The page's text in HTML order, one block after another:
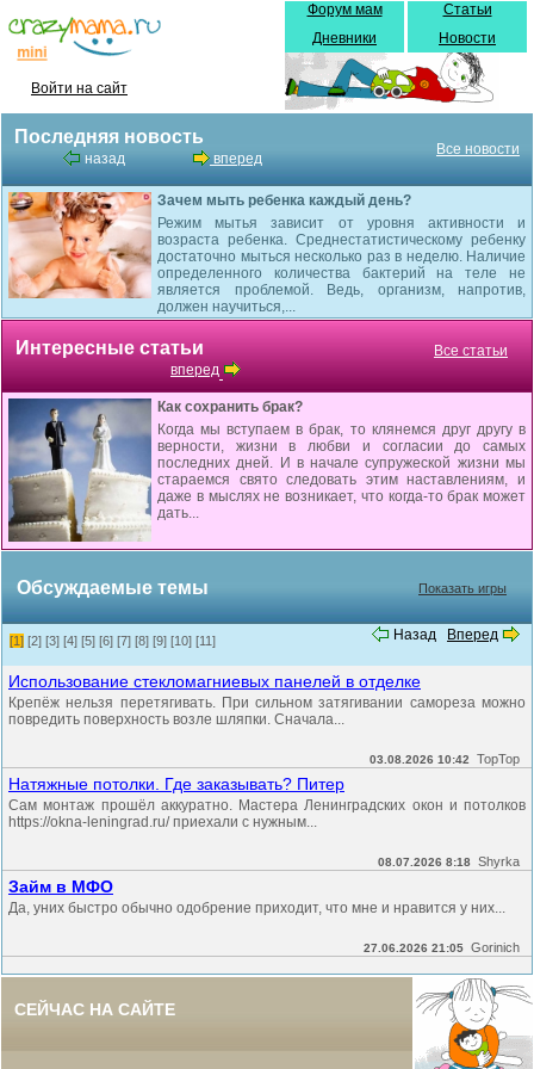
Войти на сайт
Форум мам
Дневники
Статьи
Новости
Последняя новость
назад вперед
Все новости
Зачем мыть ребенка каждый день?
Режим мытья зависит от уровня активности и
возраста ребенка. Среднестатистическому ребенку
достаточно мыться несколько раз в неделю. Наличие
определенного количества бактерий на теле не
является проблемой. Ведь, организм, напротив,
должен научиться,...
Интересные статьи
вперед
Все статьи
Как сохранить брак?
Когда мы вступаем в брак, то клянемся друг другу в
верности, жизни в любви и согласии до самых
последних дней. И в начале супружеской жизни мы
стараемся свято следовать этим наставлениям, и
даже в мыслях не возникает, что когда-то брак может
дать...
Обсуждаемые темы Показать игры
Назад Вперед
[1] [2] [3] [4] [5] [6] [7] [8] [9] [10] [11]
Использование стекломагниевых панелей в отделке
Крепёж нельзя перетягивать. При сильном затягивании самореза можно
повредить поверхность возле шляпки. Сначала...
03.08.2026 10:42 TopTop
Натяжные потолки. Где заказывать? Питер
Сам монтаж прошёл аккуратно. Мастера Ленинградских окон и потолков
https://okna-leningrad.ru/ приехали с нужным...
08.07.2026 8:18 Shyrka
Займ в МФО
Да, уних быстро обычно одобрение приходит, что мне и нравится у них...
27.06.2026 21:05 Gorinich
СЕЙЧАС НА САЙТЕ